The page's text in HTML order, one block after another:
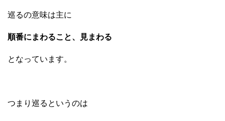
巡るの意味は主に
順番にまわること、見まわる
となっています。
つまり巡るというのは